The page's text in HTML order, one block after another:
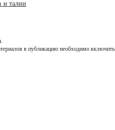
и талии
в публикацию необходимо